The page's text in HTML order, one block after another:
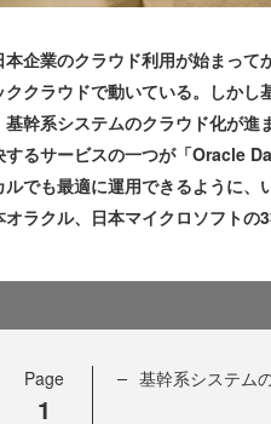
企業のクラウド利用が始まって
ククラウドで動いている。しか
基幹系システムのクラウド化が進
するサービスの一つが「Oracle
ルでも最適に運用できるように
オラクル、日本マイクロソフトの
Page
1
基幹系システム